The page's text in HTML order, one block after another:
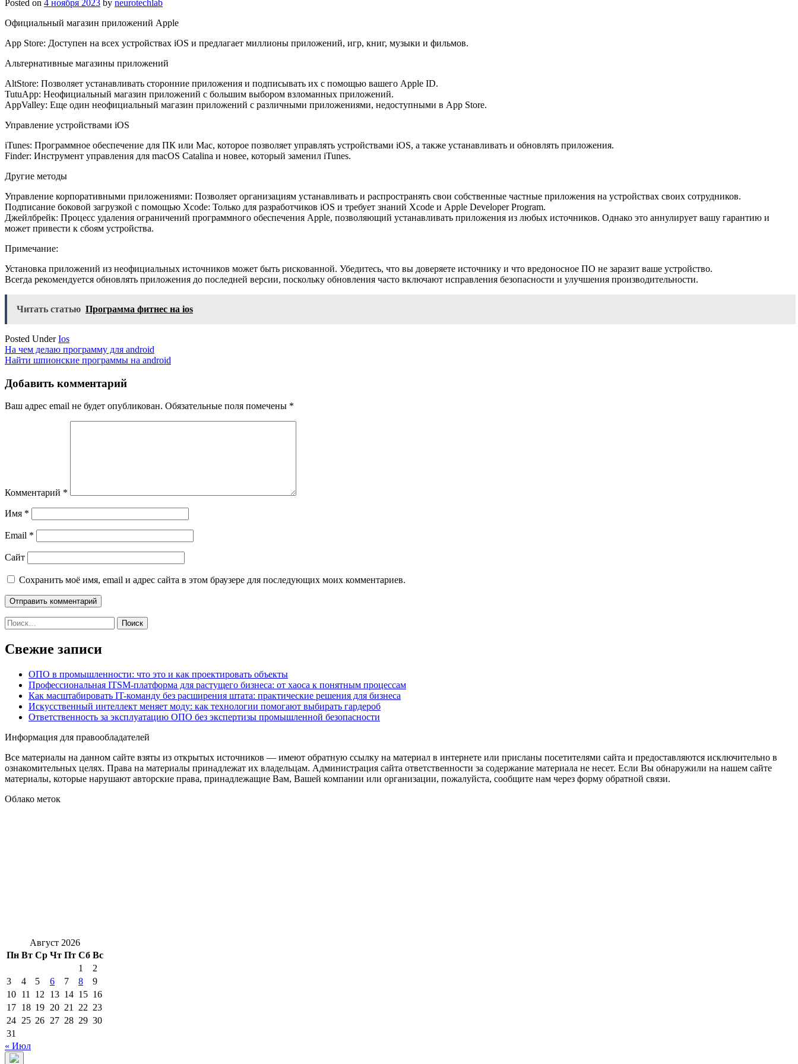
Posted on 4 ноября 2023 by neurotechlab
Официальный магазин приложений Apple
App Store: Доступен на всех устройствах iOS и предлагает миллионы приложений, игр, книг, музыки и фильмов.
Альтернативные магазины приложений
AltStore: Позволяет устанавливать сторонние приложения и подписывать их с помощью вашего Apple ID.
TutuApp: Неофициальный магазин приложений с большим выбором взломанных приложений.
AppValley: Еще один неофициальный магазин приложений с различными приложениями, недоступными в App Store.
Управление устройствами iOS
iTunes: Программное обеспечение для ПК или Mac, которое позволяет управлять устройствами iOS, а также устанавливать и обновлять приложения.
Finder: Инструмент управления для macOS Catalina и новее, который заменил iTunes.
Другие методы
Управление корпоративными приложениями: Позволяет организациям устанавливать и распространять свои собственные частные приложения на устройствах своих сотрудников.
Подписание боковой загрузкой с помощью Xcode: Только для разработчиков iOS и требует знаний Xcode и Apple Developer Program.
Джейлбрейк: Процесс удаления ограничений программного обеспечения Apple, позволяющий устанавливать приложения из любых источников. Однако это аннулирует вашу гарантию и
может привести к сбоям устройства.
Примечание:
Установка приложений из неофициальных источников может быть рискованной. Убедитесь, что вы доверяете источнику и что вредоносное ПО не заразит ваше устройство.
Всегда рекомендуется обновлять приложения до последней версии, поскольку обновления часто включают исправления безопасности и улучшения производительности.
Читать статью Программа фитнес на ios
Posted UnderIos
Навигация
по
записям
На чем делаю программу для android
Найти шпионские программы на android
Добавить комментарий
Ваш адрес email не будет опубликован. Обязательные поля помечены *
Комментарий *
Имя *
Email *
Сайт
Сохранить моё имя, email и адрес сайта в этом браузере для последующих моих комментариев.
Найти:
Свежие записи
ОПО в промышленности: что это и как проектировать объекты
Профессиональная ITSM-платформа для растущего бизнеса: от хаоса к понятным процессам
Как масштабировать IT-команду без расширения штата: практические решения для бизнеса
Искусственный интеллект меняет моду: как технологии помогают выбирать гардероб
Ответственность за эксплуатацию ОПО без экспертизы промышленной безопасности
Информация для правообладателей
Все материалы на данном сайте взяты из открытых источников — имеют обратную ссылку на материал в интернете или присланы посетителями сайта и предоставляются исключительно в
ознакомительных целях. Права на материалы принадлежат их владельцам. Администрация сайта ответственности за содержание материала не несет. Если Вы обнаружили на нашем сайте
материалы, которые нарушают авторские права, принадлежащие Вам, Вашей компании или организации, пожалуйста, сообщите нам через форму обратной связи.
Облако меток
Август 2026
Пн Вт Ср Чт Пт Сб Вс
1
2
3
4 5 6 7 8
9
10 11 12 13 14 15 16
17 18 19 20 21 22 23
24 25 26 27 28 29 30
31
« Июл